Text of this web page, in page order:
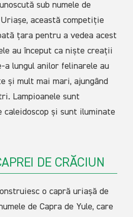
sub numele de
această competiție
țara pentru a vedea acest
au început ca niște creații
a lungul anilor felinarele au
și mult mai mari, ajungând
Lampioanele sunt
caleidoscop și sunt iluminate
DE CRĂCIUN
o capră uriașă de
de Capra de Yule, care